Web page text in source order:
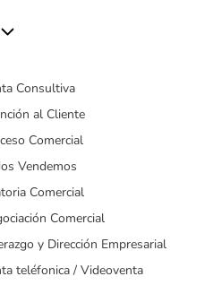
Consultiva
al Cliente
Comercial
Vendemos
Comercial
Comercial
y Dirección Empresarial
teléfonica / Videoventa